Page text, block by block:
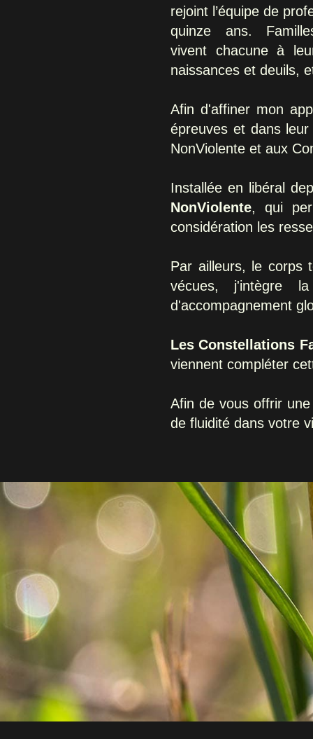
rejoint l’équipe de
quinze ans.
vivent chacune à
naissances et deuils,
Afin d'affiner mon
épreuves et dans
NonViolente et aux
Installée en libéral
NonViolente, qui
considération les
Par ailleurs, le corps
vécues, j'intègre
d'accompagnement
Les Constellations
viennent compléter
Afin de vous offrir
de fluidité dans votre